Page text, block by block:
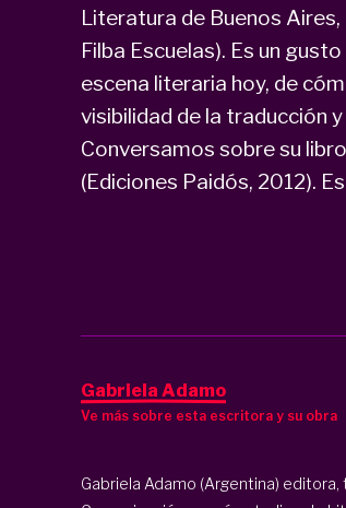
Literatura de Buenos
Filba Escuelas). Es un
escena literaria hoy, de
visibilidad de la traducción
Conversamos sobre su
(Ediciones Paidós, 2012).
Gabriela Adamo
Ve más sobre esta escritora y su obra
Gabriela Adamo (Argentina)